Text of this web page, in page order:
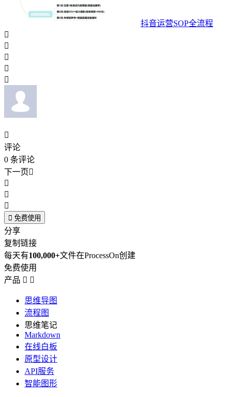
抖音运营SOP全流程






评论
0 条评论
下一页



 免费使用
分享
复制链接
每天有100,000+文件在ProcessOn创建
免费使用
产品  
思维导图
流程图
思维笔记
Markdown
在线白板
原型设计
API服务
智能图形